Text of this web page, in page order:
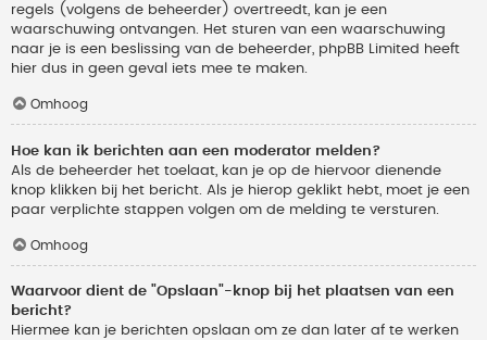
regels (volgens de beheerder) overtreedt, kan je een
waarschuwing ontvangen. Het sturen van een waarschuwing
naar je is een beslissing van de beheerder, phpBB Limited heeft
hier dus in geen geval iets mee te maken.
Omhoog
Hoe kan ik berichten aan een moderator melden?
Als de beheerder het toelaat, kan je op de hiervoor dienende
knop klikken bij het bericht. Als je hierop geklikt hebt, moet je een
paar verplichte stappen volgen om de melding te versturen.
Omhoog
Waarvoor dient de "Opslaan"-knop bij het plaatsen van een
bericht?
Hiermee kan je berichten opslaan om ze dan later af te werken